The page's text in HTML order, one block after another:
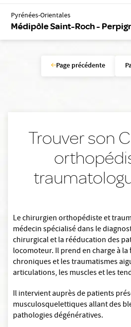
Pyrénées-Orientales
Médipôle Saint-Roch -
Page précédente
Trouver son
Le chirurgien orthopédiste et
médecin spécialisé dans le
chirurgical et la rééducation des
locomoteur. Il prend en charge à
chroniques et les traumatismes
articulations, les muscles et les
Il intervient auprès de patients
musculosquelettiques allant des
pathologies dégénératives.